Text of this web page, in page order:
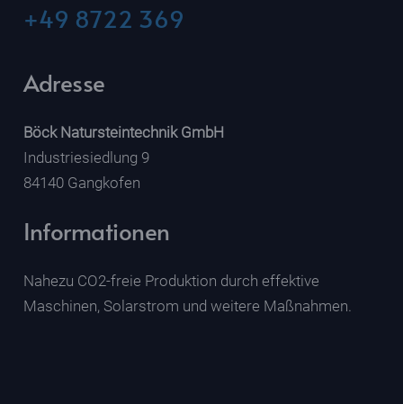
+49 8722 369
Adresse
Böck Natursteintechnik GmbH
Industriesiedlung 9
84140 Gangkofen
Informationen
Nahezu CO2-freie Produktion durch effektive
Maschinen, Solarstrom und weitere Maßnahmen.